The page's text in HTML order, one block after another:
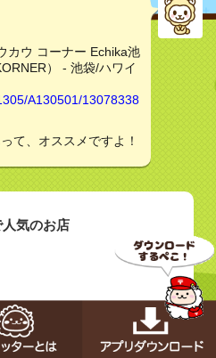
カウ コーナー Echika池
） - 池袋/ハワイ
A130501/13078338
て、オススメですよ！
気のお店